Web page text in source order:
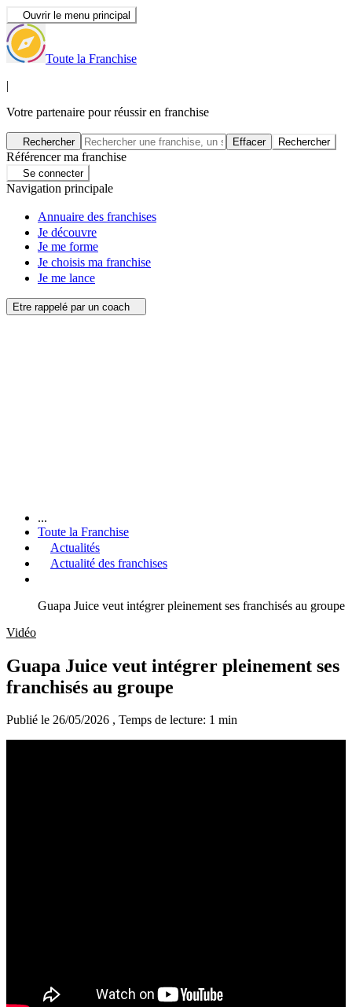
Ouvrir le menu principal
Toute la Franchise
|
Votre partenaire pour réussir en franchise
Rechercher Effacer Rechercher
Référencer ma franchise
Se connecter
Navigation principale
Annuaire des franchises
Je découvre
Je me forme
Je choisis ma franchise
Je me lance
Etre rappelé par un coach
...
Toute la Franchise
Actualités
Actualité des franchises
Guapa Juice veut intégrer pleinement ses franchisés au groupe
Vidéo
Guapa Juice veut intégrer pleinement ses
franchisés au groupe
Publié le 26/05/2026 , Temps de lecture: 1 min